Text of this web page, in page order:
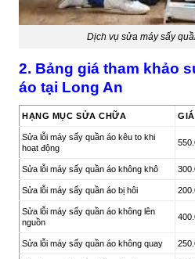
Dịch vụ sửa máy sấy
2. Bảng giá tham khảo
áo tại Long An
HẠNG MỤC SỬA CHỮA
Sửa lỗi máy sấy quần áo kêu to khi
hoạt động
Sửa lỗi máy sấy quần áo không khô
Sửa lỗi máy sấy quần áo bị hôi
Sửa lỗi máy sấy quần áo không lên
nguồn
Sửa lỗi máy sấy quần áo không quay